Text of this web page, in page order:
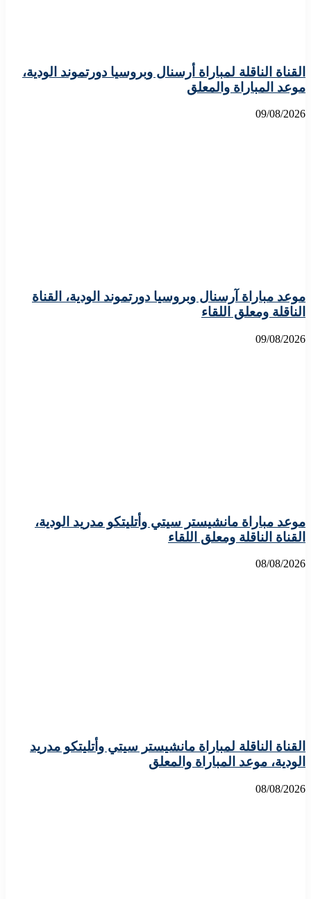
القناة الناقلة لمباراة أرسنال وبروسيا دورتموند الودية،
موعد المباراة والمعلق
09/08/2026
موعد مباراة آرسنال وبروسيا دورتموند الودية، القناة
الناقلة ومعلق اللقاء
09/08/2026
موعد مباراة مانشيستر سيتي وأتليتكو مدريد الودية،
القناة الناقلة ومعلق اللقاء
08/08/2026
القناة الناقلة لمباراة مانشيستر سيتي وأتليتكو مدريد
الودية، موعد المباراة والمعلق
08/08/2026